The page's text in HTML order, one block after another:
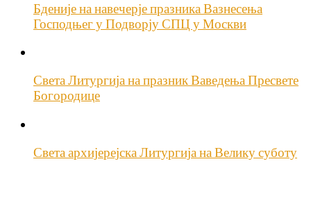
Бденије на навечерје празника Вазнесења
Господњег у Подворју СПЦ у Москви
Света Литургија на празник Ваведења Пресвете
Богородице
Света архијерејска Литургија на Велику суботу